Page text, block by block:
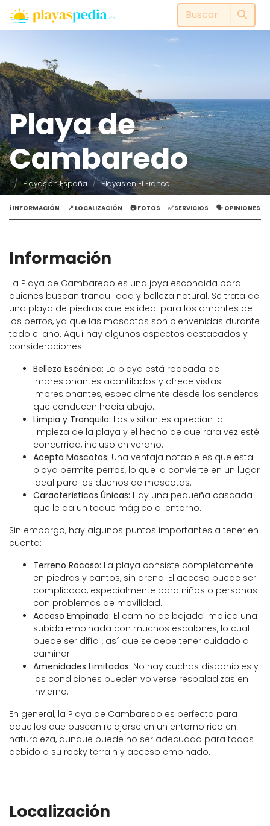
Playa de
Cambaredo
Playas en España Playas en El Franco
ℹ️ INFORMACIÓN 📍 LOCALIZACIÓN 📷 FOTOS ✅ SERVICIOS 🗣️ OPINIONES
Información
La Playa de Cambaredo es una joya escondida para
quienes buscan tranquilidad y belleza natural. Se trata de
una playa de piedras que es ideal para los amantes de
los perros, ya que las mascotas son bienvenidas durante
todo el año. Aquí hay algunos aspectos destacados y
consideraciones:
Belleza Escénica: La playa está rodeada de
impresionantes acantilados y ofrece vistas
impresionantes, especialmente desde los senderos
que conducen hacia abajo.
Limpia y Tranquila: Los visitantes aprecian la
limpieza de la playa y el hecho de que rara vez esté
concurrida, incluso en verano.
Acepta Mascotas: Una ventaja notable es que esta
playa permite perros, lo que la convierte en un lugar
ideal para los dueños de mascotas.
Características Únicas: Hay una pequeña cascada
que le da un toque mágico al entorno.
Sin embargo, hay algunos puntos importantes a tener en
cuenta:
Terreno Rocoso: La playa consiste completamente
en piedras y cantos, sin arena. El acceso puede ser
complicado, especialmente para niños o personas
con problemas de movilidad.
Acceso Empinado: El camino de bajada implica una
subida empinada con muchos escalones, lo cual
puede ser difícil, así que se debe tener cuidado al
caminar.
Amenidades Limitadas: No hay duchas disponibles y
las condiciones pueden volverse resbaladizas en
invierno.
En general, la Playa de Cambaredo es perfecta para
aquellos que buscan relajarse en un entorno rico en
naturaleza, aunque puede no ser adecuada para todos
debido a su rocky terrain y acceso empinado.
Localización